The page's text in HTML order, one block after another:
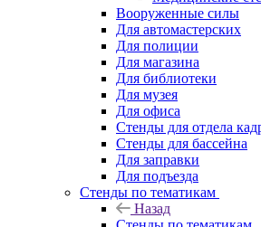
Вооруженные силы
Для автомастерских
Для полиции
Для магазина
Для библиотеки
Для музея
Для офиса
Стенды для отдела
Стенды для бассейна
Для заправки
Для подъезда
Стенды по тематикам
Назад